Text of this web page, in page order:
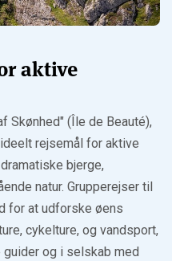
aktive
Skønhed" (Île de Beauté),
rejsemål for aktive
bjerge,
natur. Grupperejser til
for at udforske øens
cykelture, og vandsport,
og i selskab med